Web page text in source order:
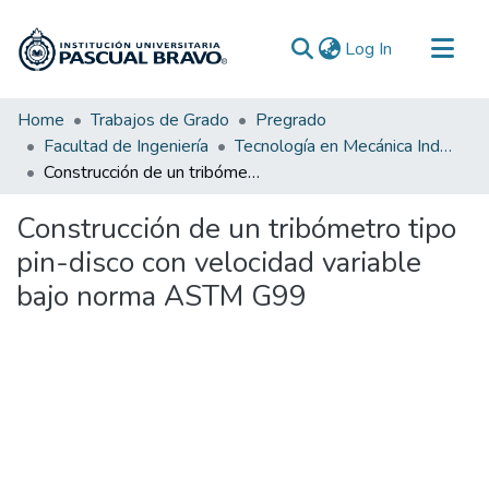
Log In (current)
Communities & Collections
All of DSpace
Statistics
Home Trabajos de Grado
Pregrado
Facultad de Ingeniería
Tecnología en Mecánica Industrial
Construcción de un tribómetro tipo pin-disco con velocidad variable bajo norma ASTM G99
Construcción de un tribómetro tipo
pin-disco con velocidad variable
bajo norma ASTM G99